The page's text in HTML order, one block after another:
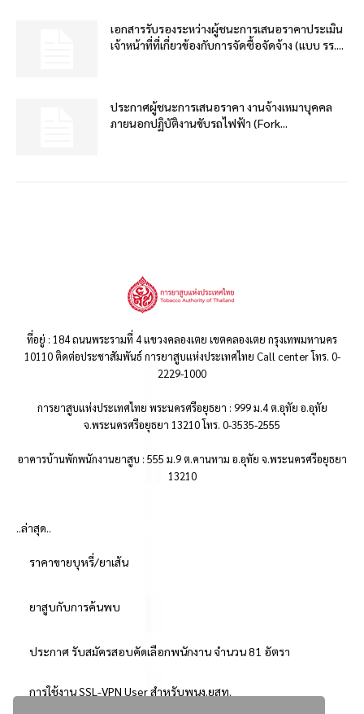
เอกสารรับรองระหว่างผู้ชนะการเสนอราคาประเมิน
เจ้าหน้าที่ที่เกี่ยวข้องกับการจัดซื้อจัดจ้าง (แบบ รร....
ประกาศผู้ชนะการเสนอราคา งานจ้างเหมาบุคคล
ภายนอกปฏิบัติงานขับรถไฟฟ้า (Fork...
ที่อยู่ : 184 ถนนพระรามที่ 4 แขวงคลองเตย เขตคลองเตย กรุงเทพมหานคร
10110 ติดต่อประชาสัมพันธ์ การยาสูบแห่งประเทศไทย Call center โทร. 0-
2229-1000
การยาสูบแห่งประเทศไทย พระนครศรีอยุธยา : 999 ม.4 ต.อุทัย อ.อุทัย
จ.พระนครศรีอยุธยา 13210 โทร. 0-3535-2555
อาคารบ้านพักพนักงานยาสูบ : 555 ม.9 ต.คานหาม อ.อุทัย จ.พระนครศรีอยุธยา
13210
..ล่าสุด..
ราคาขายบุหรี่/ยาเส้น
ยาสูบกับการค้นพบ
ประกาศ รับสมัครสอบคัดเลือกพนักงาน จำนวน 81 อัตรา
การใช้งาน SSL-VPN User สำหรับพนง.ยสท.